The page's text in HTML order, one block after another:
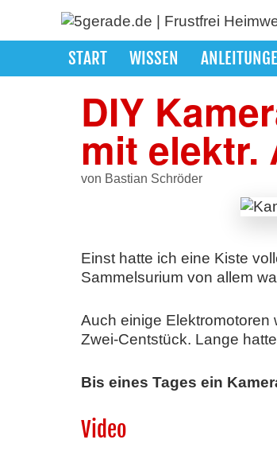
START WISSEN
DIY
mit elektr.
von Bastian Schröder
Einst hatte ich eine Kiste
Sammelsurium von allem
Auch einige Elektromotoren
Zwei-Centstück. Lange
Bis eines Tages ein
Video